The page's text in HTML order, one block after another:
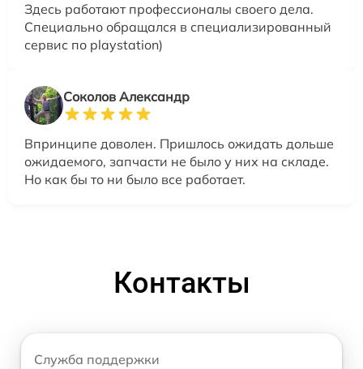
Здесь работают профессионалы своего дела.
Специально обращался в специализированный
сервис по playstation)
Соколов Александр
Впринципе доволен. Пришлось ожидать дольше
ожидаемого, запчасти не было у них на складе.
Но как бы то ни было все работает.
Контакты
Служба поддержки